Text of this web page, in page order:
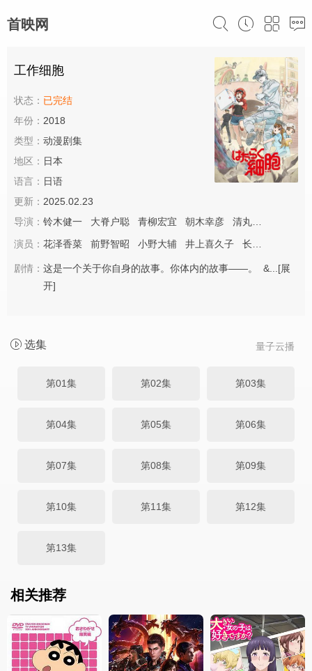
首映网
工作细胞
状态： 已完结
年份： 2018
类型： 动漫剧集
地区： 日本
语言： 日语
更新： 2025.02.23
导演： 铃木健一 大脊户聪 青柳宏宜 朝木幸彦 清丸悟
演员： 花泽香菜 前野智昭 小野大辅 井上喜久子 长绳麻理亚
剧情： 这是一个关于你自身的故事。你体内的故事——。 &... [展
开]
量子云播
选集
第01集 第02集 第03集
第04集 第05集 第06集
第07集 第08集 第09集
第10集 第11集 第12集
第13集
相关推荐